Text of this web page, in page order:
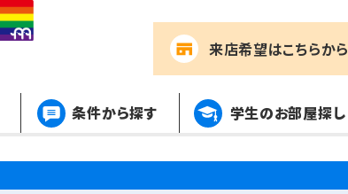
来店希望はこちらから
条件から探す 学生のお部屋探し